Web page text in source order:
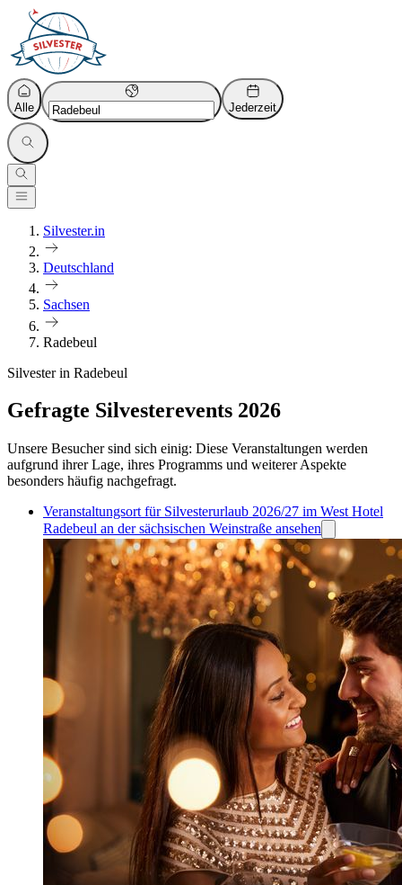
Alle Jederzeit
Silvester.in
Deutschland
Sachsen
Radebeul
Silvester in Radebeul
Gefragte Silvesterevents 2026
Unsere Besucher sind sich einig: Diese Veranstaltungen werden
aufgrund ihrer Lage, ihres Programms und weiterer Aspekte
besonders häufig nachgefragt.
Veranstaltungsort für Silvesterurlaub 2026/27 im West Hotel
Radebeul an der sächsischen Weinstraße ansehen